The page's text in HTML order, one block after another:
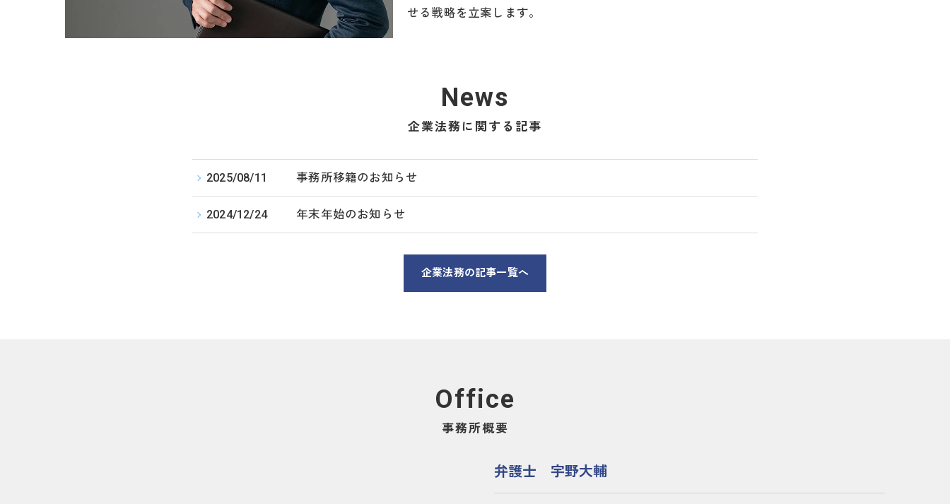
せる戦略を立案します。
企業法務に関する記事
News
2025/08/11 事務所移籍のお知らせ
2024/12/24 年末年始のお知らせ
企業法務の記事一覧へ
事務所概要
Office
弁護士 宇野大輔